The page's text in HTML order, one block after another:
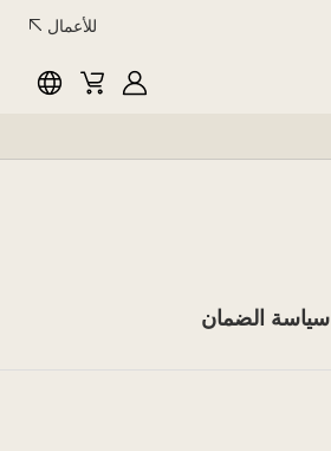
للأعمال
MyLG
Cart
سياسة الضمان